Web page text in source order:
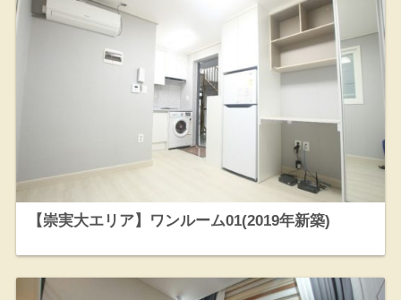
【崇実大エリア】ワンルーム01(2019年新築)